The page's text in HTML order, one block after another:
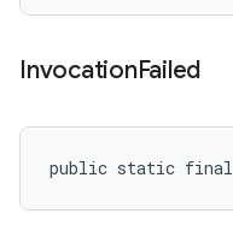
InvocationFailed
public static final